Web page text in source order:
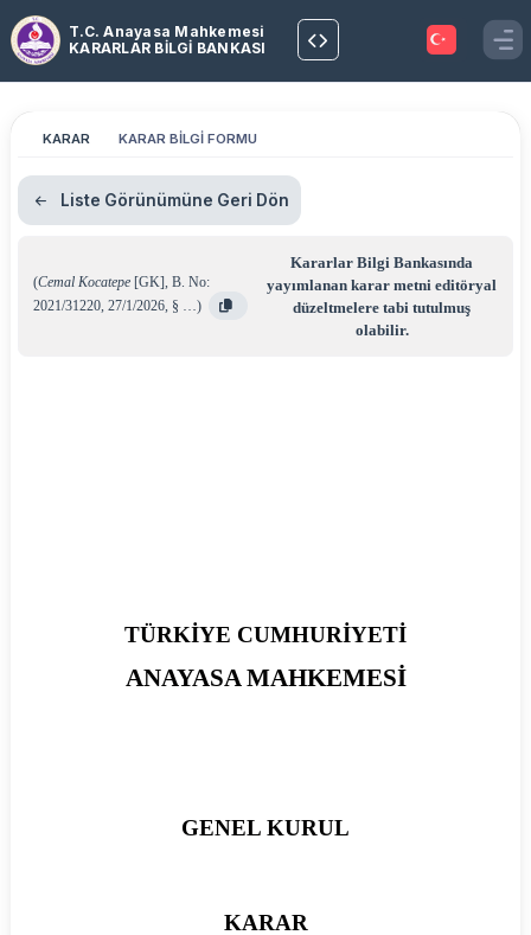
T.C. Anayasa Mahkemesi
KARARLAR BİLGİ BANKASI
KARAR KARAR BİLGİ FORMU
Liste Görünümüne Geri Dön
(Cemal Kocatepe [GK], B. No:
2021/31220, 27/1/2026, § …)
Kararlar Bilgi Bankasında
yayımlanan karar metni editöryal
düzeltmelere tabi tutulmuş
olabilir.